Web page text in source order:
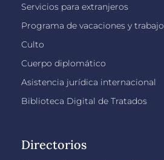
Servicios para extranjeros
Programa de vacaciones y trabajo
Culto
Cuerpo diplomático
Asistencia jurídica internacional
Biblioteca Digital de Tratados
Directorios